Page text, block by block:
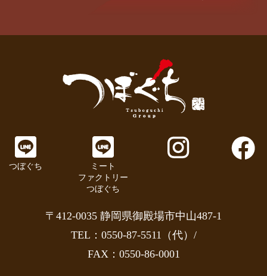
つぼぐち
ミート
ファクトリー
つぼぐち
〒412-0035 静岡県御殿場市中山487-1
TEL：0550-87-5511（代）/
FAX：0550-86-0001